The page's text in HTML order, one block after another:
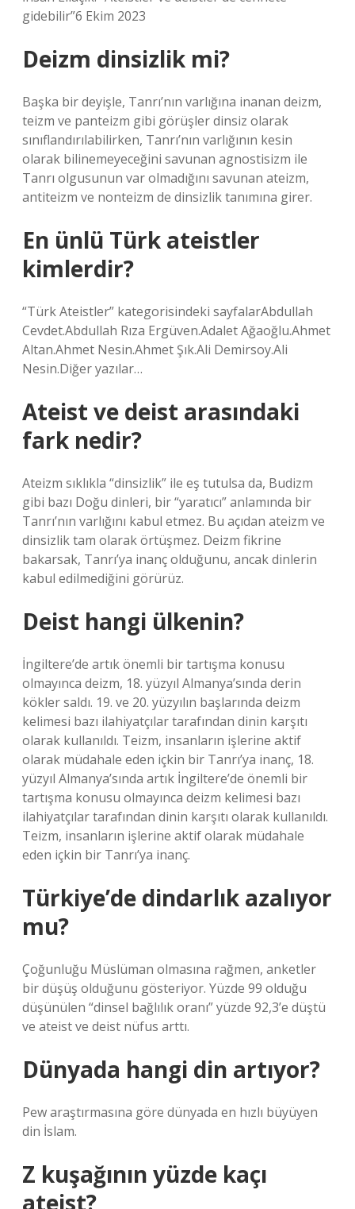
gidebilir”6 Ekim 2023
Deizm dinsizlik mi?
Başka bir deyişle, Tanrı’nın varlığına inanan deizm,
teizm ve panteizm gibi görüşler dinsiz olarak
sınıflandırılabilirken, Tanrı’nın varlığının kesin
olarak bilinemeyeceğini savunan agnostisizm ile
Tanrı olgusunun var olmadığını savunan ateizm,
antiteizm ve nonteizm de dinsizlik tanımına girer.
En ünlü Türk ateistler
kimlerdir?
“Türk Ateistler” kategorisindeki sayfalarAbdullah
Cevdet.Abdullah Rıza Ergüven.Adalet Ağaoğlu.Ahmet
Altan.Ahmet Nesin.Ahmet Şık.Ali Demirsoy.Ali
Nesin.Diğer yazılar…
Ateist ve deist arasındaki
fark nedir?
Ateizm sıklıkla “dinsizlik” ile eş tutulsa da, Budizm
gibi bazı Doğu dinleri, bir “yaratıcı” anlamında bir
Tanrı’nın varlığını kabul etmez. Bu açıdan ateizm ve
dinsizlik tam olarak örtüşmez. Deizm fikrine
bakarsak, Tanrı’ya inanç olduğunu, ancak dinlerin
kabul edilmediğini görürüz.
Deist hangi ülkenin?
İngiltere’de artık önemli bir tartışma konusu
olmayınca deizm, 18. yüzyıl Almanya’sında derin
kökler saldı. 19. ve 20. yüzyılın başlarında deizm
kelimesi bazı ilahiyatçılar tarafından dinin karşıtı
olarak kullanıldı. Teizm, insanların işlerine aktif
olarak müdahale eden içkin bir Tanrı’ya inanç, 18.
yüzyıl Almanya’sında artık İngiltere’de önemli bir
tartışma konusu olmayınca deizm kelimesi bazı
ilahiyatçılar tarafından dinin karşıtı olarak kullanıldı.
Teizm, insanların işlerine aktif olarak müdahale
eden içkin bir Tanrı’ya inanç.
Türkiye’de dindarlık azalıyor
mu?
Çoğunluğu Müslüman olmasına rağmen, anketler
bir düşüş olduğunu gösteriyor. Yüzde 99 olduğu
düşünülen “dinsel bağlılık oranı” yüzde 92,3’e düştü
ve ateist ve deist nüfus arttı.
Dünyada hangi din artıyor?
Pew araştırmasına göre dünyada en hızlı büyüyen
din İslam.
Z kuşağının yüzde kaçı
ateist?